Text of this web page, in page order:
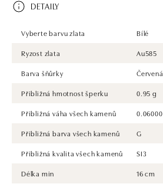
DETAILY
Vyberte barvu zlata
Bílé
Ryzost zlata
Au585
Barva šňůrky
Červená
Přibližná hmotnost šperku
0.95 g
Přibližná váha všech kamenů
0.06000
Přibližná barva všech kamenů
G
Přibližná kvalita všech kamenů
SI3
Délka min
16 cm